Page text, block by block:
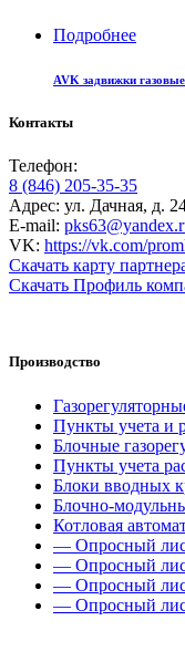
Подробнее
AVK задвижки газовые
Контакты
Телефон:
8 (846) 205-35-35
Адрес: ул. Дачная, д.
E-mail:
VK: https://vk.com/
Скачать карту
Скачать Профиль
Производство
Пункты учета и
Блочные
Пункты учета
Блоки вводных
Блочно-
Котловая
— Опросный
— Опросный
— Опросный
— Опросный